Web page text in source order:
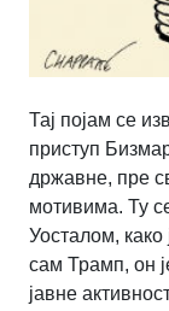
Тај појам се
приступ
државне, пре
мотивима. Ту
Уосталом, како
сам Трамп, он
јавне